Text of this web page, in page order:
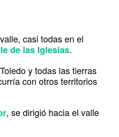
casi todas en el
de las Iglesias.
y todas las tierras
con otros territorios
, se dirigió hacia el valle